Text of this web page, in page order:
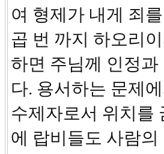
여 형제가 내게 죄
곱 번 까지 하오리
하면 주님께 인정
다. 용서하는 문제
수제자로서 위치를
에 랍비들도 사람